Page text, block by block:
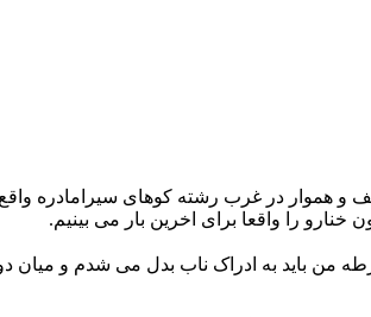
و هموار در غرب رشته کوهای سیرامادره
را واقعا برای اخرین بار می بینیم.
من باید به ادراک ناب بدل می شدم و میان